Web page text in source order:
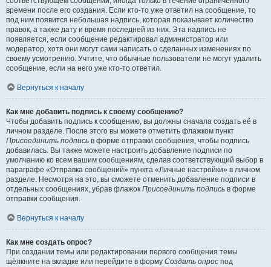
времени после его создания. Если кто-то уже ответил на сообщение, то
под ним появится небольшая надпись, которая показывает количество
правок, а также дату и время последней из них. Эта надпись не
появляется, если сообщение редактировал администратор или
модератор, хотя они могут сами написать о сделанных изменениях по
своему усмотрению. Учтите, что обычные пользователи не могут удалить
сообщение, если на него уже кто-то ответил.
Вернуться к началу
Как мне добавить подпись к своему сообщению?
Чтобы добавить подпись к сообщению, вы должны сначала создать её в
личном разделе. После этого вы можете отметить флажком пункт
Присоединить подпись в форме отправки сообщения, чтобы подпись
добавилась. Вы также можете настроить добавление подписи по
умолчанию ко всем вашим сообщениям, сделав соответствующий выбор в
параграфе «Отправка сообщений» пункта «Личные настройки» в личном
разделе. Несмотря на это, вы сможете отменить добавление подписи в
отдельных сообщениях, убрав флажок Присоединить подпись в форме
отправки сообщения.
Вернуться к началу
Как мне создать опрос?
При создании темы или редактировании первого сообщения темы
щёлкните на вкладке или перейдите в форму Создать опрос под